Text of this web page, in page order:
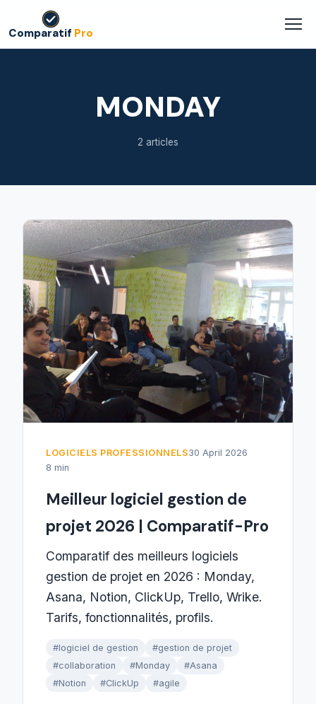
Comparatif Pro
MONDAY
2 articles
LOGICIELS PROFESSIONNELS30 April 2026
8 min
Meilleur logiciel gestion de
projet 2026 | Comparatif-Pro
Comparatif des meilleurs logiciels
gestion de projet en 2026 : Monday,
Asana, Notion, ClickUp, Trello, Wrike.
Tarifs, fonctionnalités, profils.
#logiciel de gestion
#gestion de projet
#collaboration
#Monday
#Asana
#Notion
#ClickUp #agile